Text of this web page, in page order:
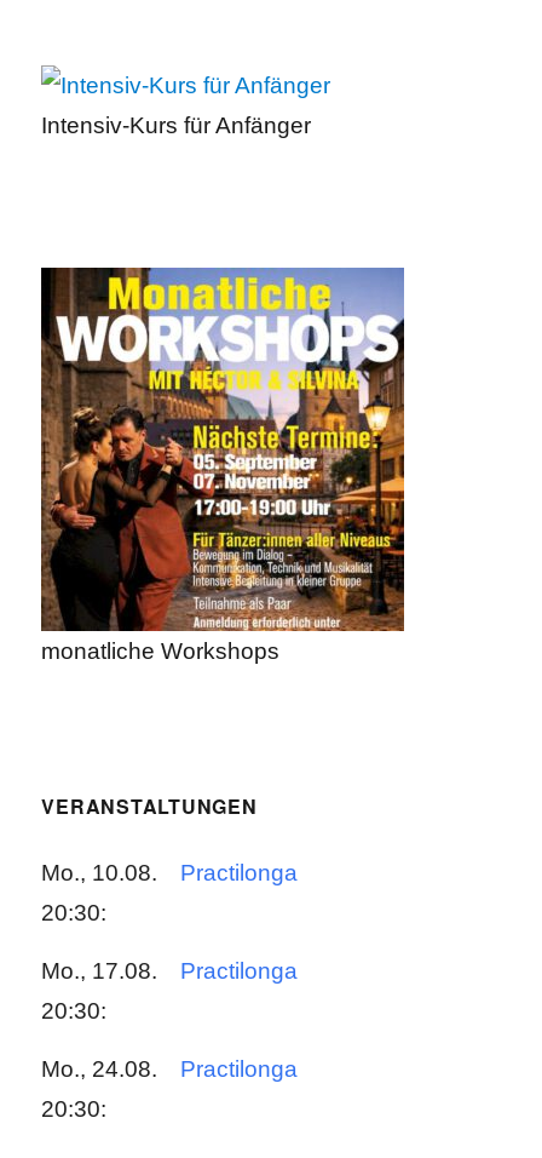
Intensiv-Kurs für Anfänger
monatliche Workshops
VERANSTALTUNGEN
Mo., 10.08.
20:30:
Practilonga
Mo., 17.08.
20:30:
Practilonga
Mo., 24.08.
20:30:
Practilonga